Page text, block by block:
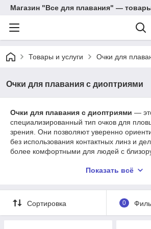
Магазин "Все для плавания" —
Товары и услуги Очки для
Очки для плавания с диоптриями
Очки для плавания с диоптриями —
специализированный тип очков для
зрения. Они позволяют уверенно
без использования контактных линз и
более комфортными для людей с
Существует два основных типа таких
Модели с готовыми линзами.
распространённый вариант.
линзы с фиксированными значениями
обычно от −1.0 до −9.0. Плюсы:
Показать всё
Сортировка 0